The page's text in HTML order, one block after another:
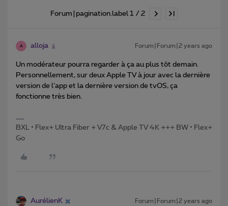
Forum|pagination.label 1 / 2
A alloja Forum|Forum|2 years ago
Un modérateur pourra regarder à ça au plus tôt demain.
Personnellement, sur deux Apple TV à jour avec la dernière
version de l’app et la dernière version de tvOS, ça
fonctionne très bien.
BXL • Flex+ Ultra Fiber + V7c & Apple TV 4K +++ BW • Flex+
Go
AurélienK Forum|Forum|2 years ago